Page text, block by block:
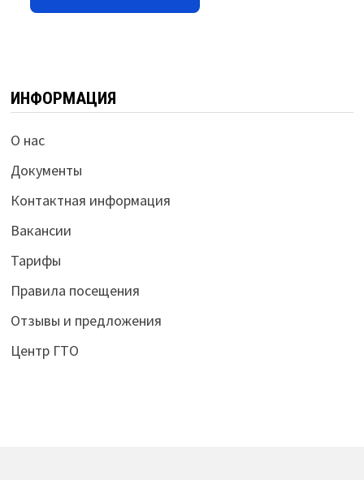
ИНФОРМАЦИЯ
О нас
Документы
Контактная информация
Вакансии
Тарифы
Правила посещения
Отзывы и предложения
Центр ГТО